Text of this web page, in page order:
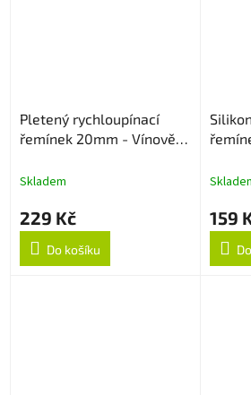
Pletený rychloupínací
řemínek 20mm - Vínově
Skladem
229 Kč
Do košíku
159